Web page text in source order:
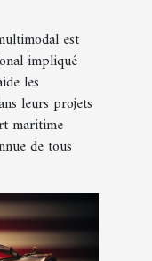
est
impliqué
les
leurs projets
maritime
de tous